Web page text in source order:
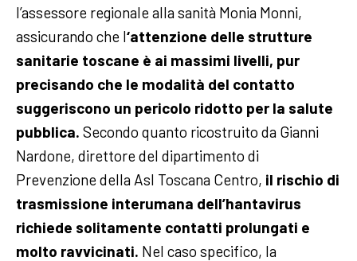
l’assessore regionale alla sanità Monia Monni,
assicurando che l‘attenzione delle strutture
sanitarie toscane è ai massimi livelli, pur
precisando che le modalità del contatto
suggeriscono un pericolo ridotto per la salute
pubblica. Secondo quanto ricostruito da Gianni
Nardone, direttore del dipartimento di
Prevenzione della Asl Toscana Centro, il rischio di
trasmissione interumana dell’hantavirus
richiede solitamente contatti prolungati e
molto ravvicinati. Nel caso specifico, la